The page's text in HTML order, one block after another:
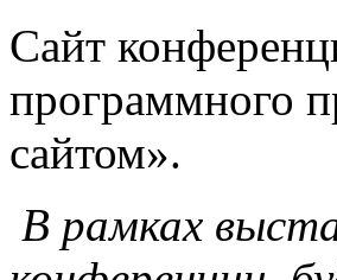
Сайт
программного
сайтом».
В рамках